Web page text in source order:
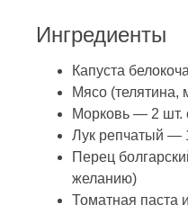
Ингредиенты
Капуста
Мясо (телятина,
Морковь — 2 шт.
Лук репчатый —
Перец
желанию)
Томатная паста